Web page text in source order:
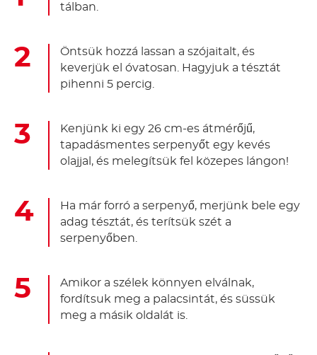
tálban.
Öntsük hozzá lassan a szójaitalt, és
keverjük el óvatosan. Hagyjuk a tésztát
pihenni 5 percig.
Kenjünk ki egy 26 cm-es átmérőjű,
tapadásmentes serpenyőt egy kevés
olajjal, és melegítsük fel közepes lángon!
Ha már forró a serpenyő, merjünk bele egy
adag tésztát, és terítsük szét a
serpenyőben.
Amikor a szélek könnyen elválnak,
fordítsuk meg a palacsintát, és süssük
meg a másik oldalát is.